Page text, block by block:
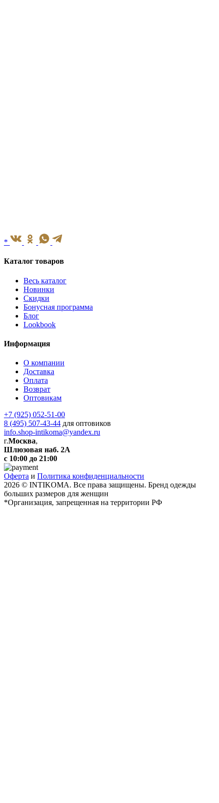
*
Каталог товаров
Весь каталог
Новинки
Скидки
Бонусная программа
Блог
Lookbook
Информация
О компании
Доставка
Оплата
Возврат
Оптовикам
+7 (925) 052-51-00
8 (495) 507-43-44 для оптовиков
info.shop-intikoma@yandex.ru
г.Москва,
Шлюзовая наб. 2А
с 10:00 до 21:00
Оферта и Политика конфиденциальности
2026 © INTIKOMA. Все права защищены. Бренд одежды
больших размеров для женщин
*Организация, запрещенная на территории РФ